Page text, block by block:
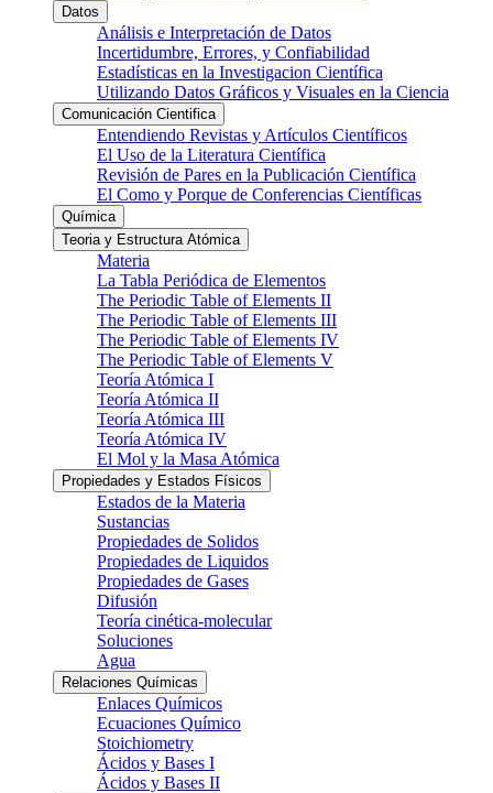
Datos
Análisis e Interpretación de Datos
Incertidumbre, Errores, y Confiabilidad
Estadísticas en la Investigacion Científica
Utilizando Datos Gráficos y Visuales en la Ciencia
Comunicación Cientifica
Entendiendo Revistas y Artículos Científicos
El Uso de la Literatura Científica
Revisión de Pares en la Publicación Científica
El Como y Porque de Conferencias Científicas
Química
Teoria y Estructura Atómica
Materia
La Tabla Periódica de Elementos
The Periodic Table of Elements II
The Periodic Table of Elements III
The Periodic Table of Elements IV
The Periodic Table of Elements V
Teoría Atómica I
Teoría Atómica II
Teoría Atómica III
Teoría Atómica IV
El Mol y la Masa Atómica
Propiedades y Estados Físicos
Estados de la Materia
Sustancias
Propiedades de Solidos
Propiedades de Liquidos
Propiedades de Gases
Difusión
Teoría cinética-molecular
Soluciones
Agua
Relaciones Químicas
Enlaces Químicos
Ecuaciones Químico
Stoichiometry
Ácidos y Bases I
Ácidos y Bases II